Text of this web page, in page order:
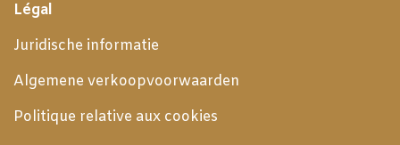
Légal
Juridische informatie
Algemene verkoopvoorwaarden
Politique relative aux cookies